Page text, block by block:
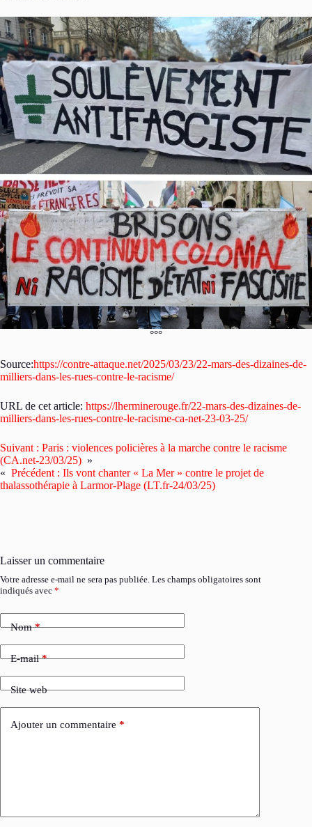
°°°
Source:https://contre-attaque.net/2025/03/23/22-mars-des-dizaines-de-
milliers-dans-les-rues-contre-le-racisme/
URL de cet article: https://lherminerouge.fr/22-mars-des-dizaines-de-
milliers-dans-les-rues-contre-le-racisme-ca-net-23-03-25/
Suivant : Paris : violences policières à la marche contre le racisme
(CA.net-23/03/25) »
« Précédent : Ils vont chanter « La Mer » contre le projet de
thalassothérapie à Larmor-Plage (LT.fr-24/03/25)
Laisser un commentaire
Votre adresse e-mail ne sera pas publiée. Les champs obligatoires sont
indiqués avec *
Nom*
E-mail*
Site web
Ajouter un commentaire *